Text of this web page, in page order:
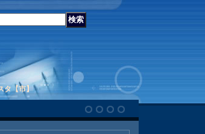
タ【市】